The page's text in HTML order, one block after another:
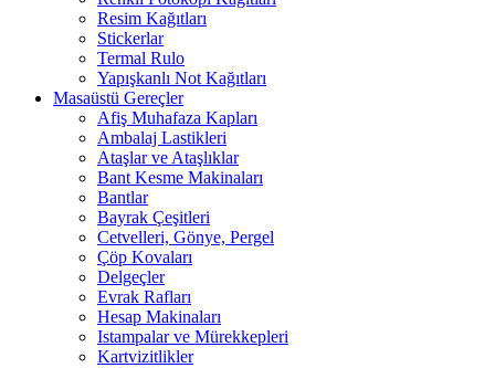
Resim Kağıtları
Stickerlar
Termal Rulo
Yapışkanlı Not Kağıtları
Masaüstü Gereçler
Afiş Muhafaza Kapları
Ambalaj Lastikleri
Ataşlar ve Ataşlıklar
Bant Kesme Makinaları
Bantlar
Bayrak Çeşitleri
Cetvelleri, Gönye, Pergel
Çöp Kovaları
Delgeçler
Evrak Rafları
Hesap Makinaları
Istampalar ve Mürekkepleri
Kartvizitlikler